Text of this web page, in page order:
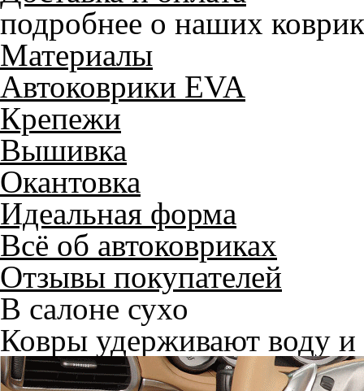
подробнее о наших
Материалы
Автоковрики EVA
Крепежи
Вышивка
Окантовка
Идеальная форма
Всё об автоковриках
Отзывы покупателей
Служат до 10 лет
Только качественные